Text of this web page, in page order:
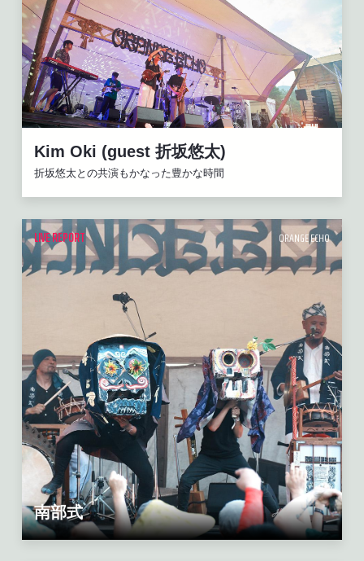
Kim Oki (guest 折坂悠太)
折坂悠太との共演もかなった豊かな時間
LIVE REPORT ORANGE ECHO
南部式